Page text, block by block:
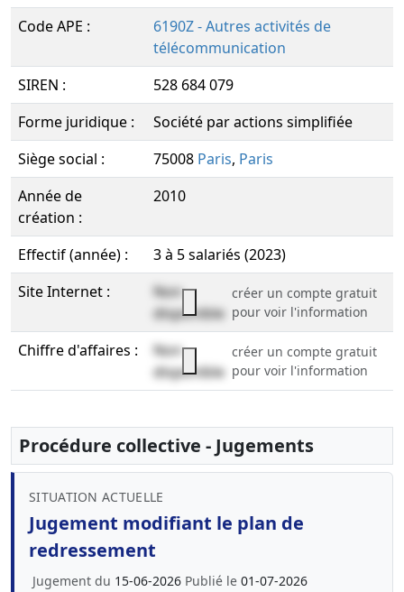
Code APE :
6190Z - Autres activités de
télécommunication
SIREN :
528 684 079
Forme juridique :
Société par actions simplifiée
Siège social :
75008 Paris, Paris
Année de
création :
2010
Effectif (année) :
3 à 5 salariés (2023)
Site Internet :
Non
disponible
créer un compte gratuit
pour voir l'information
Chiffre d'affaires :
Non
disponible
créer un compte gratuit
pour voir l'information
Procédure collective - Jugements
SITUATION ACTUELLE
Jugement modifiant le plan de
redressement
Jugement du 15-06-2026 Publié le 01-07-2026